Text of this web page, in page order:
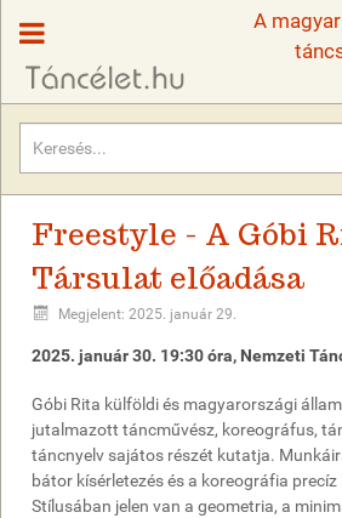
A
Freestyle - A Góbi
Társulat előadása
Megjelent: 2025. január 29.
2025. január 30. 19:30 óra, Nemzeti
Góbi Rita külföldi és magyarországi
jutalmazott táncművész, koreográfus,
táncnyelv sajátos részét kutatja.
bátor kísérletezés és a koreográfia
Stílusában jelen van a geometria, a